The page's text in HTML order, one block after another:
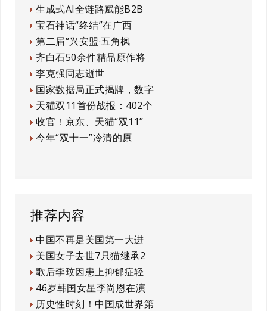
生成式AI全链路赋能B2B
宝石神话“终结”在广西
第二届“兴安盟·五角枫
齐白石50余件精品原作将
李克强同志逝世
国家数据局正式揭牌，数字
天猫双11首份战报：402个
收官！京东、天猫“双11”
今年“双十一”冷清的原
推荐内容
中国不再是美国第一大进
美国女子去世7只猫继承2
歌后李玟因患上抑郁症轻
46岁韩国女星李尚恩在演
历史性时刻！中国成世界第